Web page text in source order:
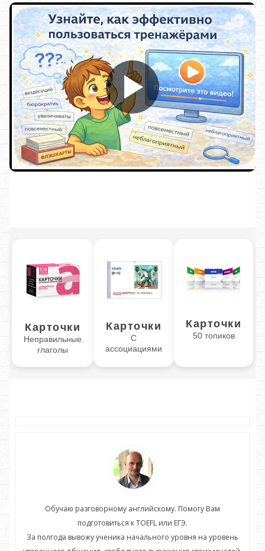
Карточки
Неправильные
глаголы
Карточки
С
ассоциациями
Карточки
50 топиков
Обучаю разговорному английскому. Помогу Вам
подготовиться к TOEFL или ЕГЭ.
За полгода вывожу ученика начального уровня на уровень